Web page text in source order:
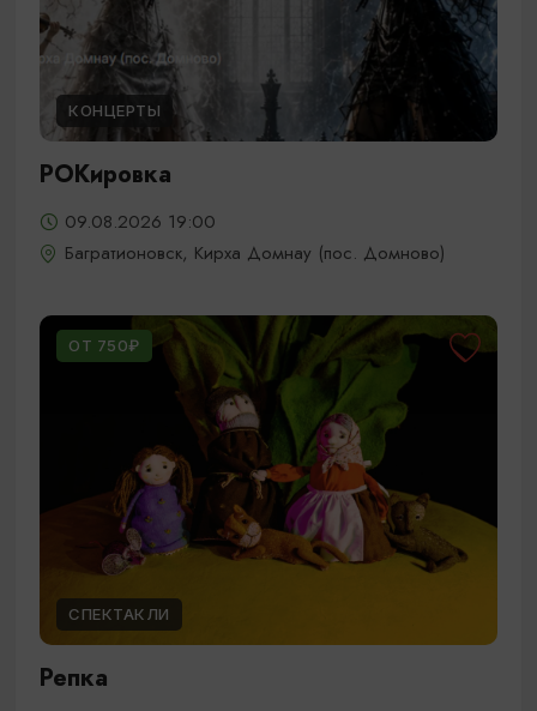
КОНЦЕРТЫ
РОКировка
09.08.2026 19:00
Багратионовск, Кирха Домнау (пос. Домново)
ОТ 750₽
СПЕКТАКЛИ
Репка